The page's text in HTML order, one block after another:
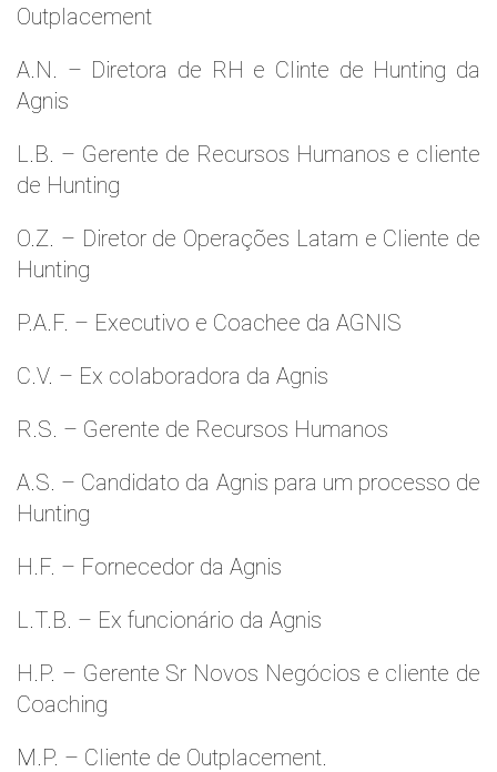
Outplacement
A.N. – Diretora de RH e Clinte de Hunting da
Agnis
L.B. – Gerente de Recursos Humanos e cliente
de Hunting
O.Z. – Diretor de Operações Latam e Cliente de
Hunting
P.A.F. – Executivo e Coachee da AGNIS
C.V. – Ex colaboradora da Agnis
R.S. – Gerente de Recursos Humanos
A.S. – Candidato da Agnis para um processo de
Hunting
H.F. – Fornecedor da Agnis
L.T.B. – Ex funcionário da Agnis
H.P. – Gerente Sr Novos Negócios e cliente de
Coaching
M.P. – Cliente de Outplacement.